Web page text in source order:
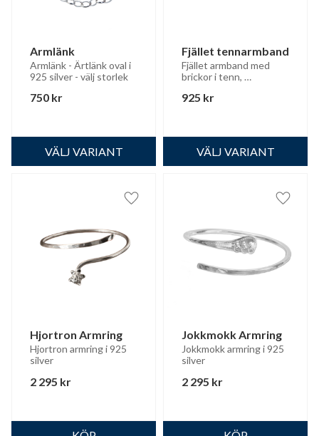
Armlänk
Armlänk - Ärtlänk oval i
925 silver - välj storlek
750 kr
Fjället tennarmband
Fjället armband med
brickor i tenn,
silver.
925 kr
Hjortron Armring
Hjortron armring i 925
silver
2 295 kr
Lägg till i favoriter
Jokkmokk Armring
Jokkmokk armring i 925
silver
2 295 kr
Lägg